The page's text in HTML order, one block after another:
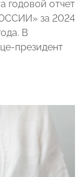
годовой отчет
за 2024
В
президент